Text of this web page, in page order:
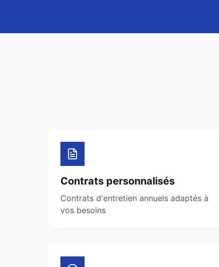
Contrats personnalisés
Contrats d'entretien annuels adaptés à
vos besoins